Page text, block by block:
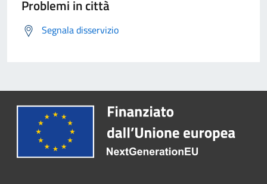
Problemi in città
Segnala disservizio